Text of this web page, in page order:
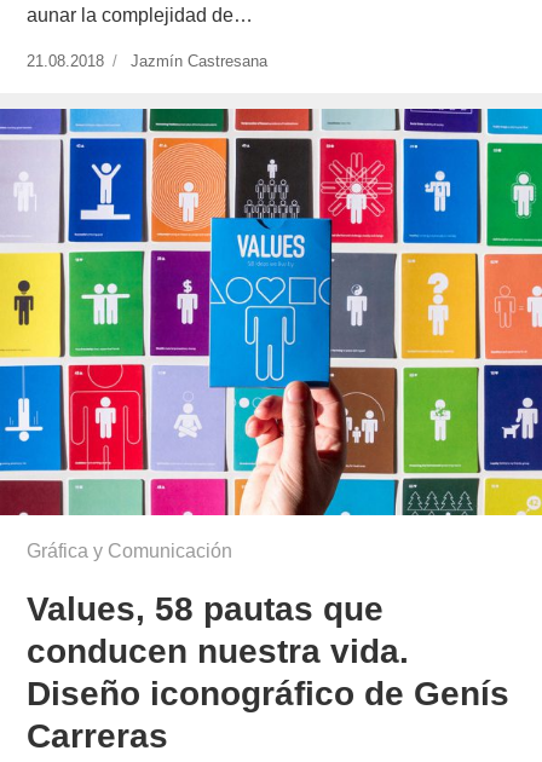
aunar la complejidad de…
Publicado
21.08.2018
https://www.experimenta.es/author/jazmin-
Jazmín Castresana
Gráfica y Comunicación
Values, 58 pautas que
conducen nuestra vida.
Diseño iconográfico de Genís
Carreras